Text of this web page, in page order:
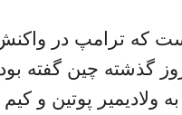
که ترامپ در
گذشته چین گفته
ولادیمیر پوتین و